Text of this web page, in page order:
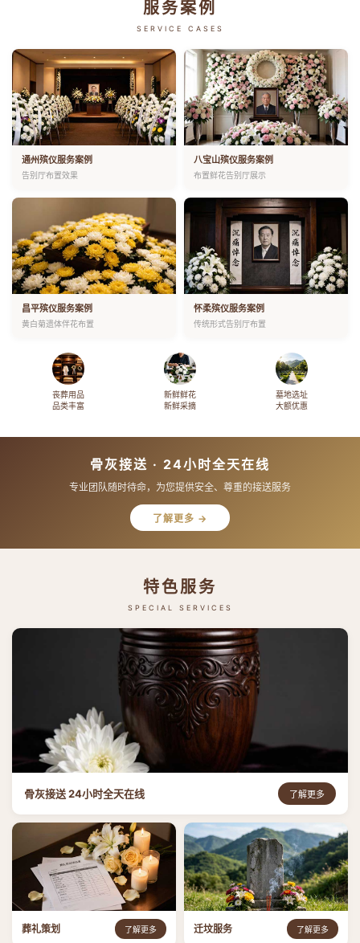
服务案例
SERVICE CASES
通州殡仪服务案例
告别厅布置效果
八宝山殡仪服务案例
布置鲜花告别厅展示
昌平殡仪服务案例
黄白菊遗体伴花布置
怀柔殡仪服务案例
传统形式告别厅布置
丧葬用品
品类丰富
新鲜鲜花
新鲜采摘
墓地选址
大额优惠
骨灰接送 · 24小时全天在线
专业团队随时待命，为您提供安全、尊重的接送服务
了解更多 →
特色服务
SPECIAL SERVICES
骨灰接送 24小时全天在线 了解更多
葬礼策划 了解更多 迁坟服务 了解更多